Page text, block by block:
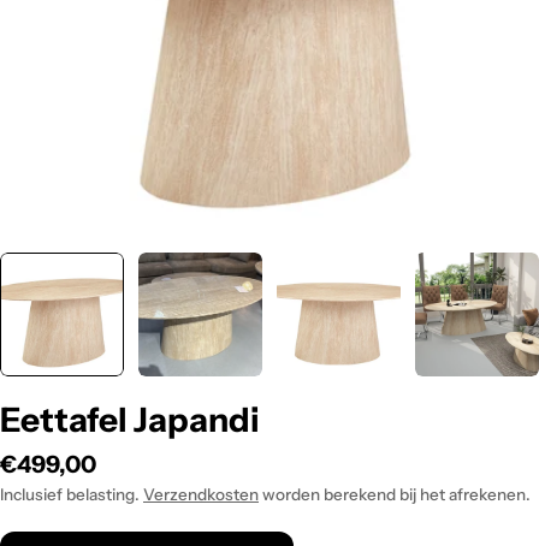
media 0 in modal
Eettafel Japandi
Normale
prijs
€499,00
Inclusief belasting. Verzendkostenworden berekend bij het afrekenen.